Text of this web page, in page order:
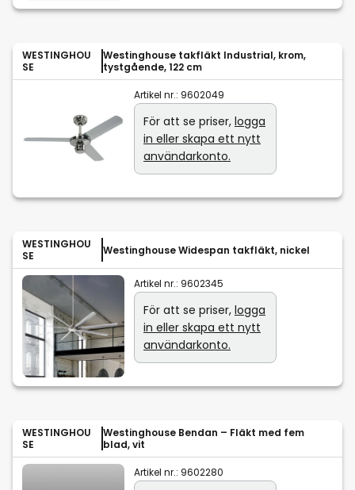
WESTINGHOU
SE
Westinghouse takfläkt Industrial, krom,
tystgående, 122 cm
Artikel nr.: 9602049
För att se priser, logga
in eller skapa ett nytt
användarkonto.
WESTINGHOU
SE
Westinghouse Widespan takfläkt, nickel
Artikel nr.: 9602345
För att se priser, logga
in eller skapa ett nytt
användarkonto.
WESTINGHOU
SE
Westinghouse Bendan – Fläkt med fem
blad, vit
Artikel nr.: 9602280